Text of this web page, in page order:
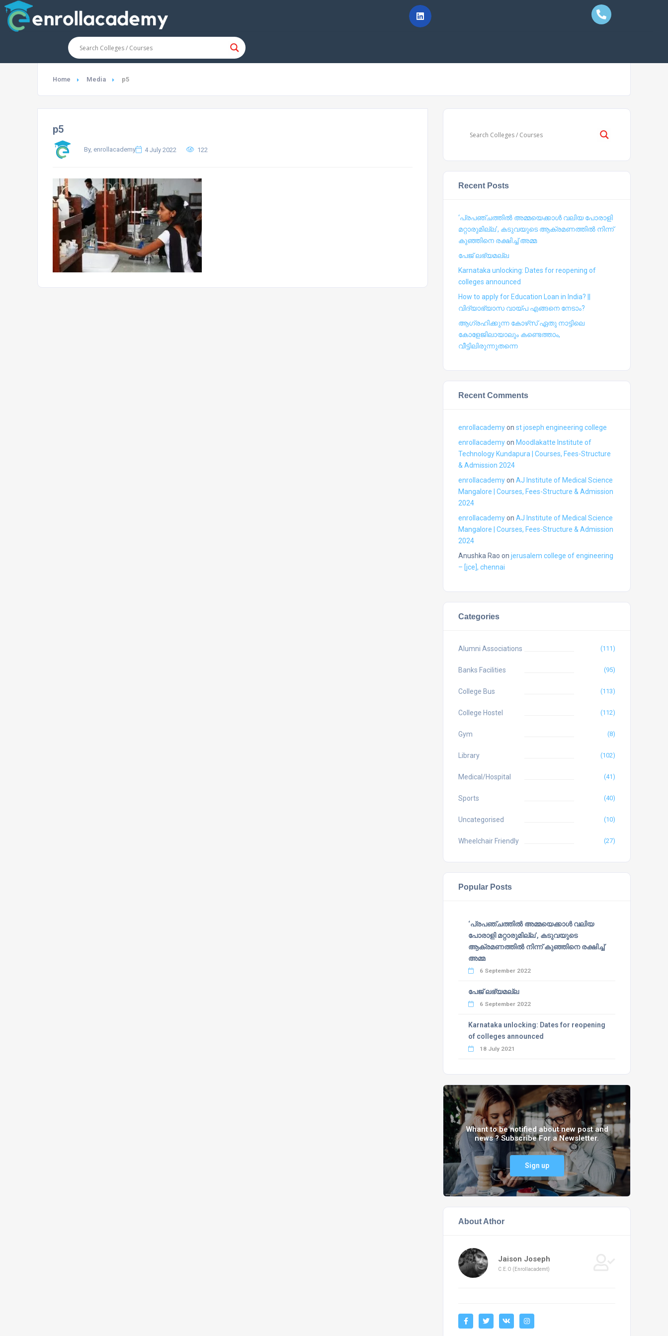
Home Media p5
p5
By, enrollacademy 4 July 2022 122
Recent Posts
‘പ്രപഞ്ചത്തില്‍ അമ്മയെക്കാള്‍ വലിയ പോരാളി
മറ്റാരുമില്ല’, കടുവയുടെ ആക്രമണത്തില്‍ നിന്ന്
കുഞ്ഞിനെ രക്ഷിച്ച് അമ്മ
പേജ് ലഭ്യമല്ല
Karnataka unlocking: Dates for reopening of
colleges announced
How to apply for Education Loan in India? ||
വിദ്യാഭ്യാസ വായ്പ എങ്ങനെ നേടാം?
ആഗ്രഹിക്കുന്ന കോഴ്‍സ് ഏതു നാട്ടിലെ
കോളേജിലായാലും കണ്ടെത്താം,
വീട്ടിലിരുന്നുതന്നെ
Recent Comments
enrollacademyon st joseph engineering college
enrollacademyon Moodlakatte Institute of
Technology Kundapura | Courses, Fees-Structure
& Admission 2024
enrollacademyon AJ Institute of Medical Science
Mangalore | Courses, Fees-Structure & Admission
2024
enrollacademyon AJ Institute of Medical Science
Mangalore | Courses, Fees-Structure & Admission
2024
Anushka Rao on jerusalem college of engineering
– [jce], chennai
Categories
Alumni Associations (111)
Banks Facilities (95)
College Bus (113)
College Hostel (112)
Gym (8)
Library (102)
Medical/Hospital (41)
Sports (40)
Uncategorised (10)
Wheelchair Friendly (27)
Popular Posts
‘പ്രപഞ്ചത്തില്‍ അമ്മയെക്കാള്‍ വലിയ
പോരാളി മറ്റാരുമില്ല’, കടുവയുടെ
ആക്രമണത്തില്‍ നിന്ന് കുഞ്ഞിനെ രക്ഷിച്ച്
അമ്മ
6 September 2022
പേജ് ലഭ്യമല്ല
6 September 2022
Karnataka unlocking: Dates for reopening
of colleges announced
18 July 2021
Whant to be notified about new post and
news ? Subscribe For a Newsletter.
Sign up
About Athor
Jaison Joseph
C.E.O (Enrollacademt)